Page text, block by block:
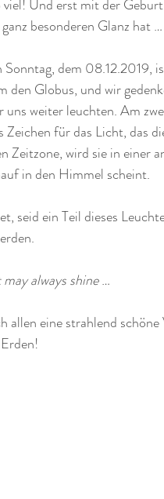
viel! Und erst mit der
besonderen Glanz hat …
dem 08.12.2019,
den Globus, und wir
uns weiter leuchten. Am
Zeichen für das Licht, das
Zeitzone, wird sie in einer
in den Himmel scheint.
seid ein Teil dieses
always shine …
allen eine strahlend